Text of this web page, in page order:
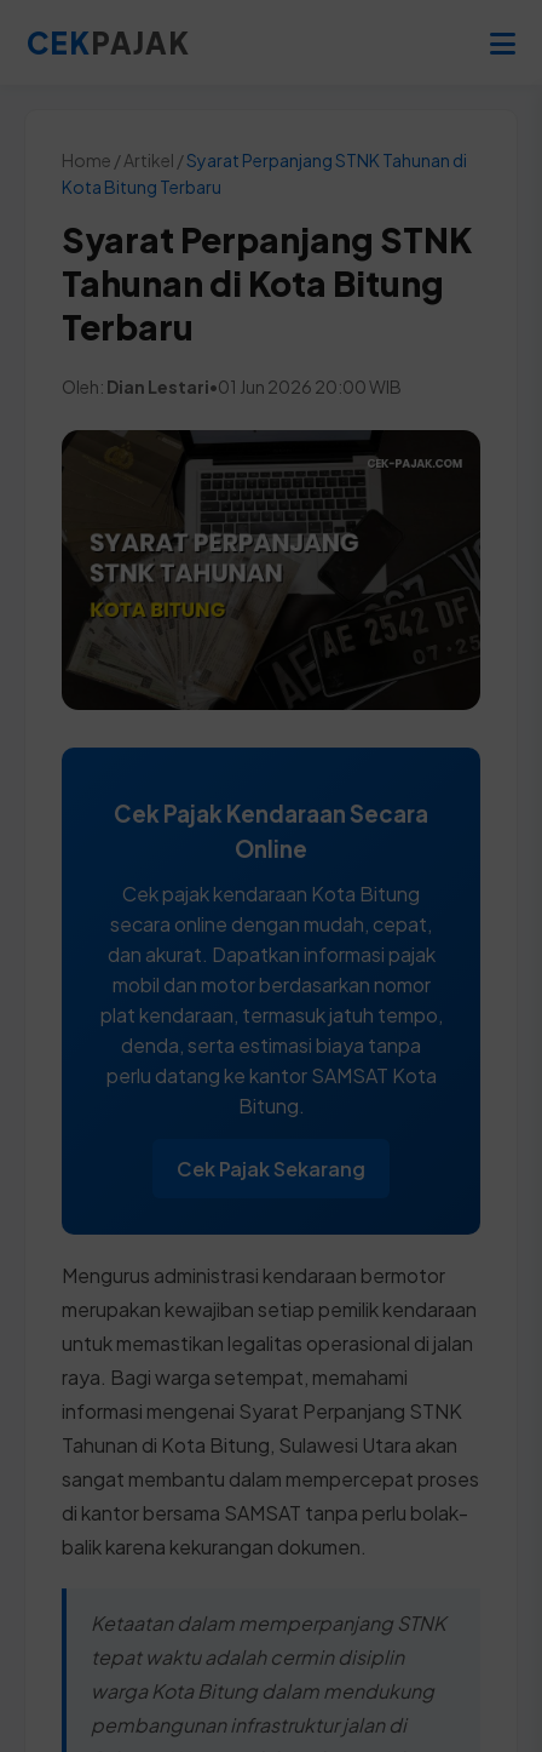
CEKPAJAK
Home / Artikel /Syarat Perpanjang STNK Tahunan di
Kota Bitung Terbaru
Syarat Perpanjang STNK
Tahunan di Kota Bitung
Terbaru
Oleh: Dian Lestari•01 Jun 2026 20:00 WIB
Cek Pajak Kendaraan Secara
Online
Cek pajak kendaraan Kota Bitung
secara online dengan mudah, cepat,
dan akurat. Dapatkan informasi pajak
mobil dan motor berdasarkan nomor
plat kendaraan, termasuk jatuh tempo,
denda, serta estimasi biaya tanpa
perlu datang ke kantor SAMSAT Kota
Bitung.
Cek Pajak Sekarang
Mengurus administrasi kendaraan bermotor
merupakan kewajiban setiap pemilik kendaraan
untuk memastikan legalitas operasional di jalan
raya. Bagi warga setempat, memahami
informasi mengenai Syarat Perpanjang STNK
Tahunan di Kota Bitung, Sulawesi Utara akan
sangat membantu dalam mempercepat proses
di kantor bersama SAMSAT tanpa perlu bolak-
balik karena kekurangan dokumen.
Ketaatan dalam memperpanjang STNK
tepat waktu adalah cermin disiplin
warga Kota Bitung dalam mendukung
pembangunan infrastruktur jalan di